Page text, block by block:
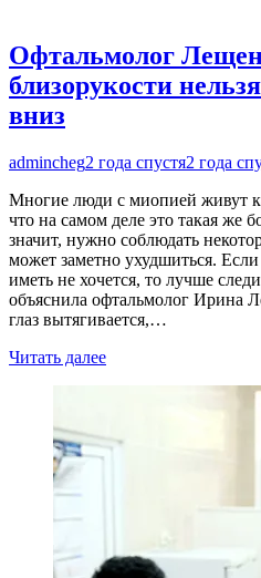
Офтальмолог
близорукости
вниз
admincheg2 года спустя2 года
Многие люди с миопией живут
что на самом деле это такая же
значит, нужно соблюдать
может заметно ухудшиться.
иметь не хочется, то лучше
объяснила офтальмолог Ирина
глаз вытягивается,…
Читать далее